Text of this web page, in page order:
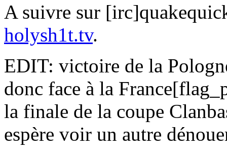
A suivre sur
holysh1t.tv.
EDIT: victoire de la
donc face à la
la finale de la coupe
espère voir un autre